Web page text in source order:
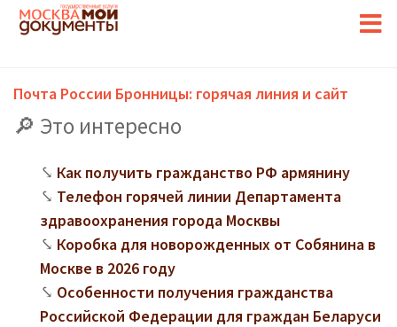
Почта России Бронницы: горячая линия и сайт
Это интересно
Как получить гражданство РФ армянину
Телефон горячей линии Департамента
здравоохранения города Москвы
Коробка для новорожденных от Собянина в
Москве в 2026 году
Особенности получения гражданства
Российской Федерации для граждан Беларуси